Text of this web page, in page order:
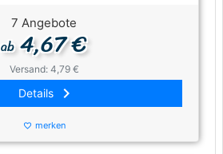
7 Angebote
ab4,67 €
Versand: 4,79 €
Details keyboard_arrow_right
favorite_border merken